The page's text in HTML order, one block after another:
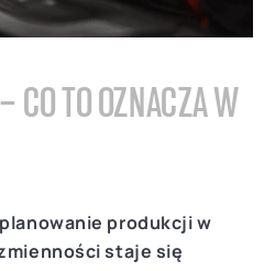
CO TO OZNACZA W
produkcji w
staje się